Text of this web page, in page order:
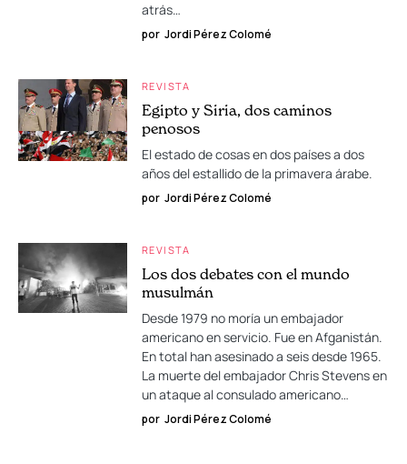
atrás…
por Jordi Pérez Colomé
REVISTA
Egipto y Siria, dos caminos
penosos
El estado de cosas en dos países a dos
años del estallido de la primavera árabe.
por Jordi Pérez Colomé
REVISTA
Los dos debates con el mundo
musulmán
Desde 1979 no moría un embajador
americano en servicio. Fue en Afganistán.
En total han asesinado a seis desde 1965.
La muerte del embajador Chris Stevens en
un ataque al consulado americano…
por Jordi Pérez Colomé